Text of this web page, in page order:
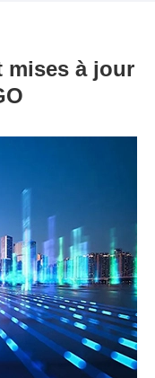
mises à jour